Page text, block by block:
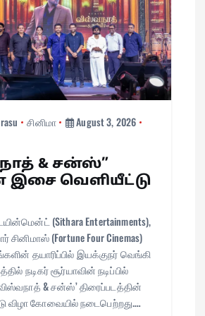
சினிமா
August 3, 2026
& சன்ஸ்”
இசை வெளியீட்டு
(Sithara Entertainments),
(Fortune Four Cinemas)
தயாரிப்பில் இயக்குநர் வெங்கி
நடிகர் சூர்யாவின் நடிப்பில்
& சன்ஸ்’ திரைப்படத்தின்
விழா கோவையில் நடைபெற்றது.…